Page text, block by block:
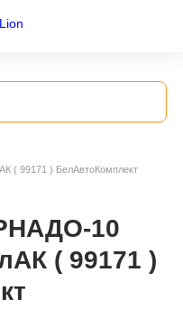
( 99171 ) БелАвтоКомплект
10
( 99171 )